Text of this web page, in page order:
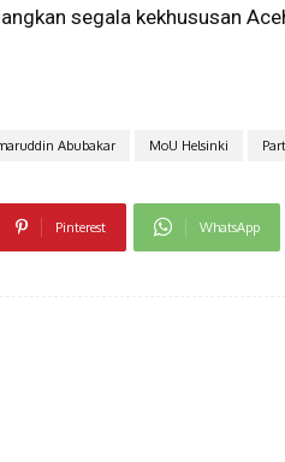
segala kekhususan
Abubakar MoU Helsinki
Pinterest WhatsApp